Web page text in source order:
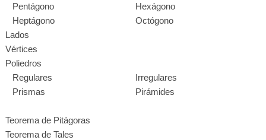
Pentágono
Hexágono
Heptágono
Octógono
Lados
Vértices
Poliedros
Regulares
Irregulares
Prismas
Pirámides
Teorema de Pitágoras
Teorema de Tales